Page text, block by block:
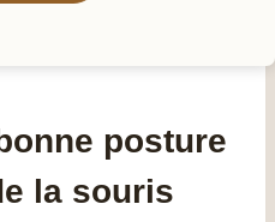
posture
la souris